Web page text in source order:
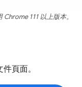
111 以上版本。
頁面。